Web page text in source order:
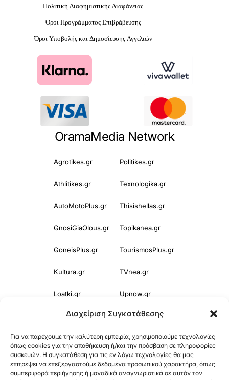
Διαχείριση Συγκατάθεσης
Για να παρέχουμε την καλύτερη εμπειρία, χρησιμοποιούμε τεχνολογίες
όπως cookies για την αποθήκευση ή/και την πρόσβαση σε πληροφορίες
συσκευών. Η συγκατάθεση για τις εν λόγω τεχνολογίες θα μας
επιτρέψει να επεξεργαστούμε δεδομένα προσωπικού χαρακτήρα, όπως
συμπεριφορά περιήγησης ή μοναδικά αναγνωριστικά σε αυτόν τον
Πολιτική Διαφημιστικής Διαφάνειας
Όροι Προγράμματος Επιβράβευσης
Όροι Υποβολής και Δημοσίευσης Αγγελιών
OramaMedia Network
Agrotikes.gr Politikes.gr
Athlitikes.gr Texnologika.gr
AutoMotoPlus.gr Thisishellas.gr
GnosiGiaOlous.gr Topikanea.gr
GoneisPlus.gr TourismosPlus.gr
Kultura.gr TVnea.gr
Loatki.gr Upnow.gr
Loveis.gr VresSyntages.gr
ModernaGynaika.gr Xristianika.gr
OikonomiaPlus.gr ZoumeKalytera.gr